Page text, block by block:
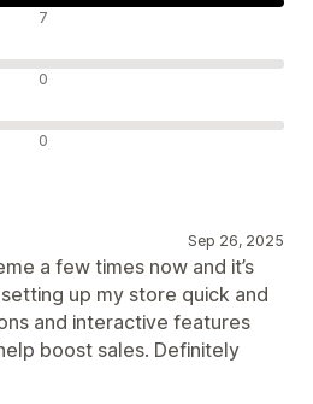
7
0
0
Sep 26, 2025
a few times now and it’s
up my store quick and
and interactive features
boost sales. Definitely